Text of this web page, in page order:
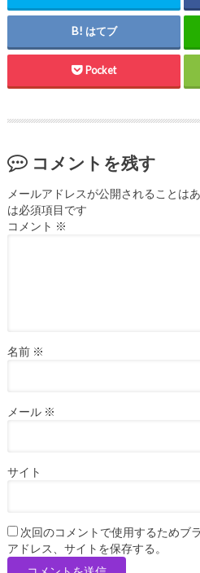
はてブ
Pocket
コメントを残す
メールアドレスが公開されることはあ
は必須項目です
コメント ※
名前 ※
メール ※
サイト
次回のコメントで使用するためブ
アドレス、サイトを保存する。